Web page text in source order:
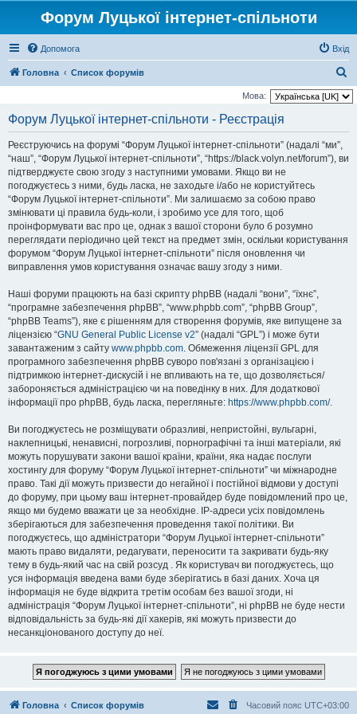
Форум Луцької інтернет-спільноти
Допомога Вхід
Головна Список форумів
о
Мова:
Форум Луцької інтернет-спільноти - Реєстрація
Реєструючись на форумі “Форум Луцької інтернет-спільноти” (надалі “ми”,
“наш”, “Форум Луцької інтернет-спільноти”, “https://black.volyn.net/forum”), ви
підтверджуєте свою згоду з наступними умовами. Якщо ви не
погоджуєтесь з ними, будь ласка, не заходьте і/або не користуйтесь
“Форум Луцької інтернет-спільноти”. Ми залишаємо за собою право
змінювати ці правила будь-коли, і зробимо усе для того, щоб
проінформувати вас про це, однак з вашої сторони було б розумно
переглядати періодично цей текст на предмет змін, оскільки користування
форумом “Форум Луцької інтернет-спільноти” після оновлення чи
виправлення умов користування означає вашу згоду з ними.
Наші форуми працюють на базі скрипту phpBB (надалі “вони”, “їхнє”,
“програмне забезпечення phpBB”, “www.phpbb.com”, “phpBB Group”,
“phpBB Teams”), яке є рішенням для створення форумів, яке випущене за
ліцензією “GNU General Public License v2” (надалі “GPL”) і може бути
завантаженим з сайту www.phpbb.com. Обмеження ліцензії GPL для
програмного забезпечення phpBB суворо пов'язані з організацією і
підтримкою інтернет-дискусій і не впливають на те, що дозволяється/
забороняється адміністрацією чи на поведінку в них. Для додаткової
інформації про phpBB, будь ласка, перегляньте: https://www.phpbb.com/.
Ви погоджуєтесь не розміщувати образливі, непристойні, вульгарні,
наклепницькі, ненависні, погрозливі, порнографічні та інші матеріали, які
можуть порушувати закони вашої країни, країни, яка надає послуги
хостингу для форуму “Форум Луцької інтернет-спільноти” чи міжнародне
право. Такі дії можуть призвести до негайної і постійної відмови у доступі
до форуму, при цьому ваш інтернет-провайдер буде повідомлений про це,
якщо ми будемо вважати це за необхідне. IP-адреси усіх повідомлень
зберігаються для забезпечення проведення такої політики. Ви
погоджуєтесь, що адміністратори “Форум Луцької інтернет-спільноти”
мають право видаляти, редагувати, переносити та закривати будь-яку
тему в будь-який час на свій розсуд . Як користувач ви погоджуєтесь, що
уся інформація введена вами буде зберігатись в базі даних. Хоча ця
інформація не буде відкрита третім особам без вашої згоди, ні
адміністрація “Форум Луцької інтернет-спільноти”, ні phpBB не буде нести
відповідальність за будь-які дії хакерів, які можуть призвести до
несанкціонованого доступу до неї.
Головна Список форумів Часовий пояс UTC+03:00